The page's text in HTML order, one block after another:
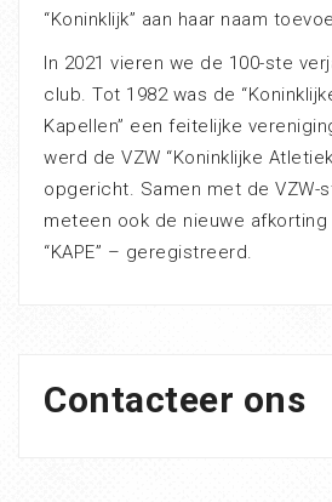
“Koninklijk” aan haar naam
In 2021 vieren we de 100-ste
club. Tot 1982 was de
Kapellen” een feitelijke
werd de VZW “Koninklijke
opgericht. Samen met de VZW-
meteen ook de nieuwe
“KAPE” – geregistreerd.
Contacteer ons